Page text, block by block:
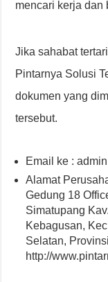
mencari kerja dan
Jika sahabat
Pintarnya Solusi
dokumen yang
tersebut.
Email ke :
Alamat
Gedung 18
Simatupang
Kebagusan,
Selatan,
http://